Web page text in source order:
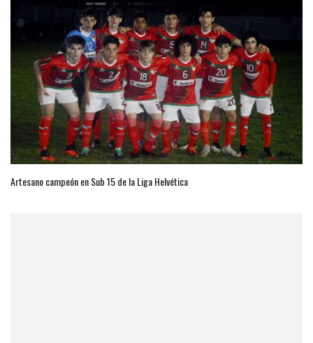
Artesano campeón en Sub 15 de la Liga Helvética